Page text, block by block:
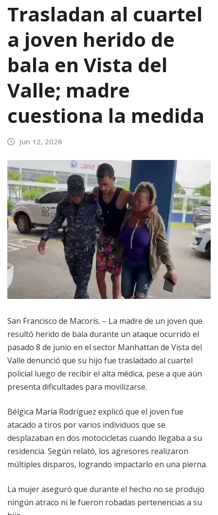
Trasladan al cuartel
a joven herido de
bala en Vista del
Valle; madre
cuestiona la medida
Jun 12, 2026
San Francisco de Macorís. – La madre de un joven que
resultó herido de bala durante un ataque ocurrido el
pasado 8 de junio en el sector Manhattan de Vista del
Valle denunció que su hijo fue trasladado al cuartel
policial luego de recibir el alta médica, pese a que aún
presenta dificultades para movilizarse.
Bélgica María Rodríguez explicó que el joven fue
atacado a tiros por varios individuos que se
desplazaban en dos motocicletas cuando llegaba a su
residencia. Según relató, los agresores realizaron
múltiples disparos, logrando impactarlo en una pierna.
La mujer aseguró que durante el hecho no se produjo
ningún atraco ni le fueron robadas pertenencias a su